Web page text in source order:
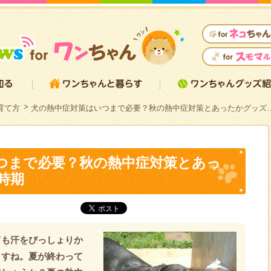
て方 犬の熱中症対策はいつまで必要？秋の熱中症対策とあったかグッ
まで必要？秋の熱中症対策とあっ
期
汗をびっしょりか
ね。夏が終わって